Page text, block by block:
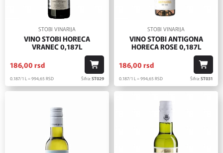
STOBI VINARIJA
VINO STOBI HORECA
VRANEC 0,187L
186,00 rsd
0.187/1 L = 994,65 RSD Šifra:ST029
STOBI VINARIJA
VINO STOBI ANTIGONA
HORECA ROSE 0,187L
186,00 rsd
0.187/1 L = 994,65 RSD Šifra:ST031